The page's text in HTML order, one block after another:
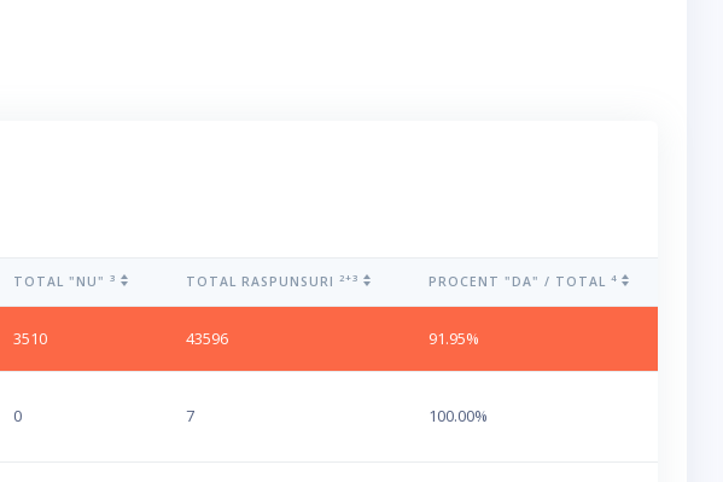
TOTAL "NU" 3 TOTAL RASPUNSURI 2+3 PROCENT "DA" / TOTAL 4
3510 43596 91.95%
0 7 100.00%